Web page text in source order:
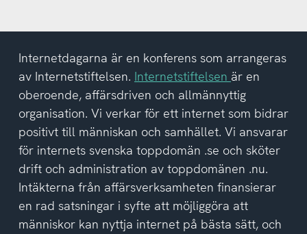
Internetdagarna är en konferens som arrangeras
av Internetstiftelsen. Internetstiftelsen är en
oberoende, affärsdriven och allmännyttig
organisation. Vi verkar för ett internet som bidrar
positivt till människan och samhället. Vi ansvarar
för internets svenska toppdomän .se och sköter
drift och administration av toppdomänen .nu.
Intäkterna från affärsverksamheten finansierar
en rad satsningar i syfte att möjliggöra att
människor kan nyttja internet på bästa sätt, och